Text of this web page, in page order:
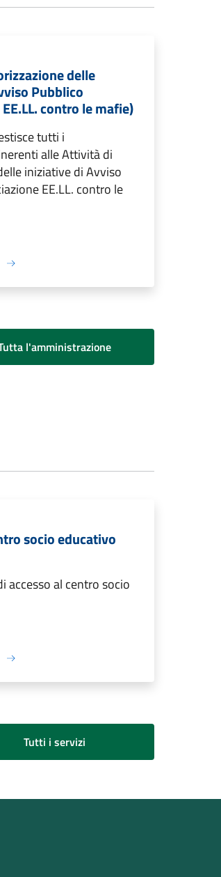
delle
Pubblico
contro le mafie)
tutti i
alle Attività di
iniziative di Avviso
EE.LL. contro le
l'amministrazione
socio educativo
accesso al centro socio
Tutti i servizi